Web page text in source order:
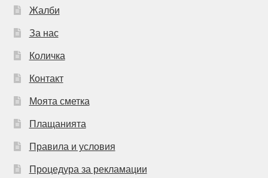
Жалби
За нас
Количка
Контакт
Моята сметка
Плащанията
Правила и условия
Процедура за рекламации